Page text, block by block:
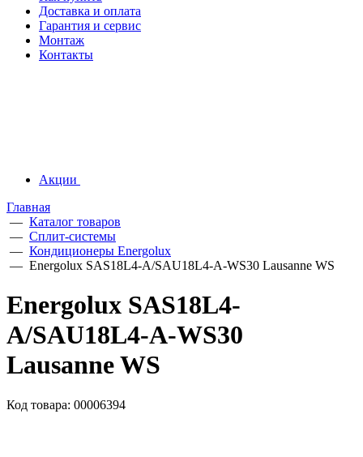
Доставка и оплата
Гарантия и сервис
Монтаж
Контакты
Акции
Главная
— Каталог товаров
— Сплит-системы
— Кондиционеры Energolux
— Energolux SAS18L4-A/SAU18L4-A-WS30 Lausanne WS
Energolux SAS18L4-
A/SAU18L4-A-WS30
Lausanne WS
Код товара: 00006394